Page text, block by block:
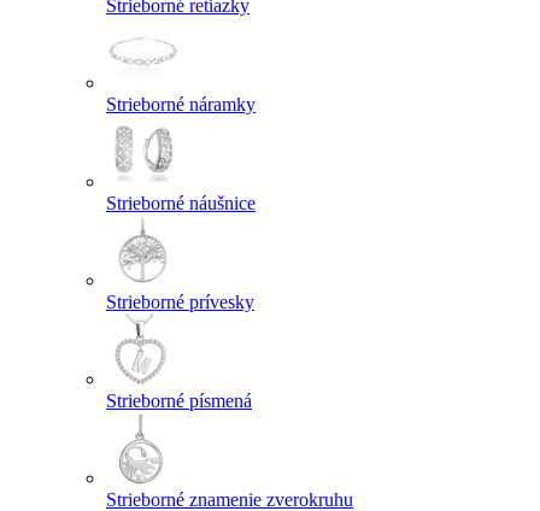
Strieborné retiazky
Strieborné náramky
Strieborné náušnice
Strieborné prívesky
Strieborné písmená
Strieborné znamenie zverokruhu